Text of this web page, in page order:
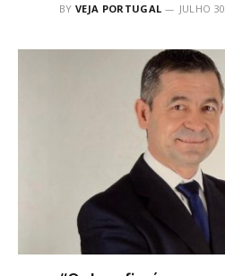
BY VEJA PORTUGAL JULHO